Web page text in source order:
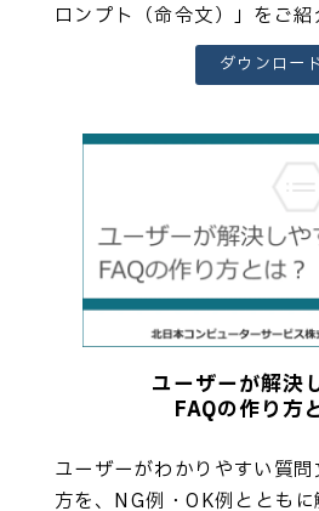
ロンプト（命令文）」をご紹
ダウンロー
ユーザーが解決
FAQの作り方
ユーザーがわかりやすい質
方を、NG例・OK例とともに